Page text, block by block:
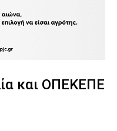
και ΟΠΕΚΕΠΕ